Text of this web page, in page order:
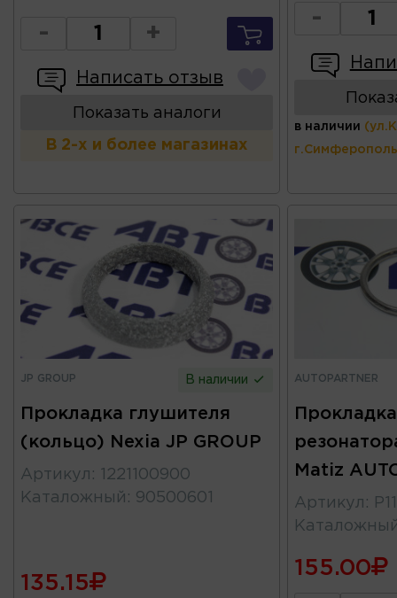
- +
Написать отзыв
Показать аналоги
В 2-х и более магазинах
-
в наличии
JP GROUP В наличии
Прокладка глушителя
(кольцо) Nexia JP GROUP
Артикул :
1221100900
Каталожный : 90500601
135.15
AUTOPARTNER
Matiz
Артикул :
155.00